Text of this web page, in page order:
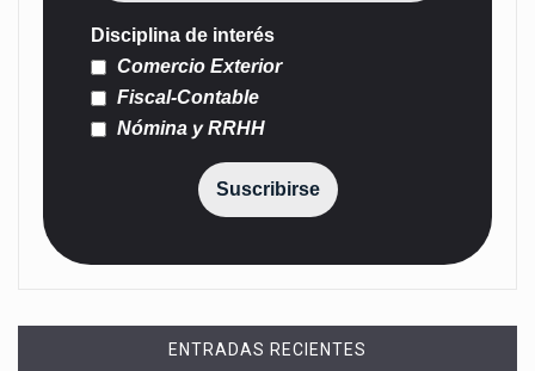
Disciplina de interés
Comercio Exterior
Fiscal-Contable
Nómina y RRHH
Suscribirse
ENTRADAS RECIENTES